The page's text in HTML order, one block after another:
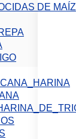
DE MAÍZ